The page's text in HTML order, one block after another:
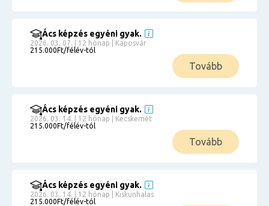
Ács képzés egyéni gyak.
2026. 03. 07. | 12 hónap | Kaposvár
215.000Ft/félév-tól
Tovább
Ács képzés egyéni gyak.
2026. 03. 14. | 12 hónap | Kecskemét
215.000Ft/félév-tól
Tovább
Ács képzés egyéni gyak.
2026. 03. 14. | 12 hónap | Kiskunhalas
215.000Ft/félév-tól